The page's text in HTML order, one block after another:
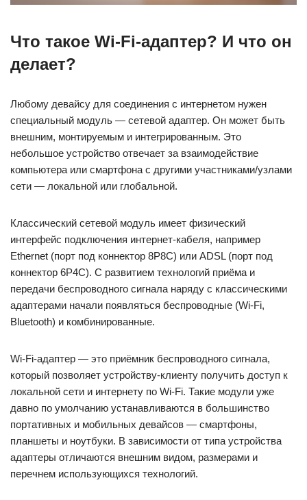
Что такое Wi-Fi-адаптер? И что он
делает?
Любому девайсу для соединения с интернетом нужен
специальный модуль — сетевой адаптер. Он может быть
внешним, монтируемым и интегрированным. Это
небольшое устройство отвечает за взаимодействие
компьютера или смартфона с другими участниками/узлами
сети — локальной или глобальной.
Классический сетевой модуль имеет физический
интерфейс подключения интернет-кабеля, например
Ethernet (порт под коннектор 8P8C) или ADSL (порт под
коннектор 6P4C). С развитием технологий приёма и
передачи беспроводного сигнала наряду с классическими
адаптерами начали появляться беспроводные (Wi-Fi,
Bluetooth) и комбинированные.
Wi-Fi-адаптер — это приёмник беспроводного сигнала,
который позволяет устройству-клиенту получить доступ к
локальной сети и интернету по Wi-Fi. Такие модули уже
давно по умолчанию устанавливаются в большинство
портативных и мобильных девайсов — смартфоны,
планшеты и ноутбуки. В зависимости от типа устройства
адаптеры отличаются внешним видом, размерами и
перечнем использующихся технологий.